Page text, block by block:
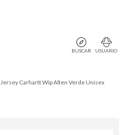
BUSCAR USUARIO
Jersey Carhartt Wip Alten Verde Unisex